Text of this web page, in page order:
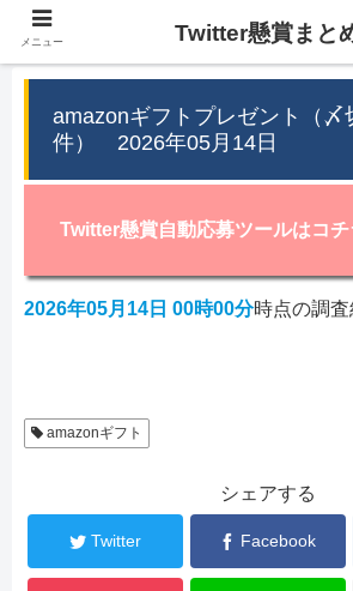
amazonギフトプレゼント（
件） 2026年05月14日
Twitter懸賞自動応募ツールはコチ
2026年05月14日 00時00分時点の調
amazonギフト
シェアする
Twitter Facebook
メニュー Twitter懸賞まと